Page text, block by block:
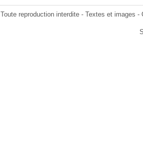
Toute reproduction interdite - Textes et images